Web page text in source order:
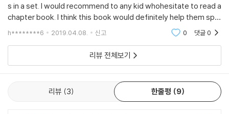
s in a set. I would recommend to any kid whohesitate to read a
chapter book. I think this book would definitely help them spar
h********6 2019.04.08. 신고 0 댓글0
리뷰 전체보기
리뷰 3 한줄평 9